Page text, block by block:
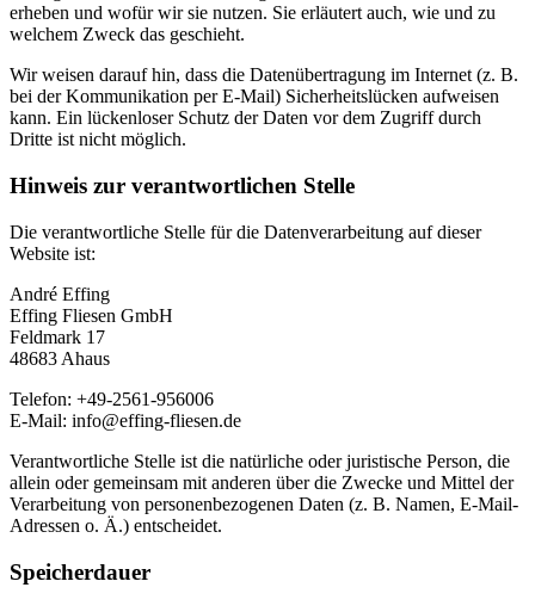
erheben und wofür wir sie nutzen. Sie erläutert auch, wie und zu
welchem Zweck das geschieht.
Wir weisen darauf hin, dass die Datenübertragung im Internet (z. B.
bei der Kommunikation per E-Mail) Sicherheitslücken aufweisen
kann. Ein lückenloser Schutz der Daten vor dem Zugriff durch
Dritte ist nicht möglich.
Hinweis zur verantwortlichen Stelle
Die verantwortliche Stelle für die Datenverarbeitung auf dieser
Website ist:
André Effing
Effing Fliesen GmbH
Feldmark 17
48683 Ahaus
Telefon: +49-2561-956006
E-Mail: info@effing-fliesen.de
Verantwortliche Stelle ist die natürliche oder juristische Person, die
allein oder gemeinsam mit anderen über die Zwecke und Mittel der
Verarbeitung von personenbezogenen Daten (z. B. Namen, E-Mail-
Adressen o. Ä.) entscheidet.
Speicherdauer